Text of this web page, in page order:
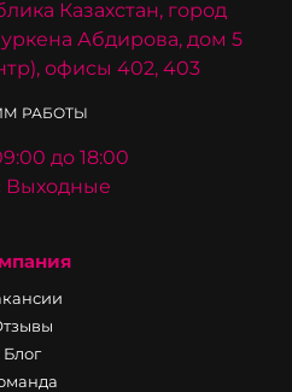
Казахстан, город
Абдирова, дом 5
офисы 402, 403
РАБОТЫ
до 18:00
Выходные
Блог